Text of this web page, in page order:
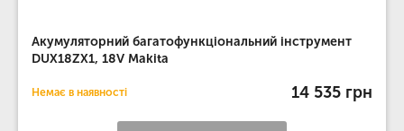
Акумуляторний багатофункціональний інструмент
DUX18ZX1, 18V Makita
Немає в наявності 14 535 грн